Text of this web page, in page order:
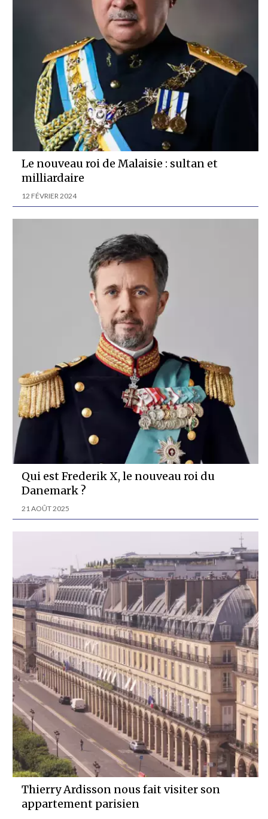
Le nouveau roi de Malaisie : sultan et
milliardaire
12 FÉVRIER 2024
Qui est Frederik X, le nouveau roi du
Danemark ?
21 AOÛT 2025
Thierry Ardisson nous fait visiter son
appartement parisien